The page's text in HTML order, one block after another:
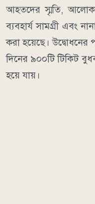
আহতদের স্মৃতি,
ব্যবহার্য সামগ্রী এবং
করা হয়েছে। উদ্বোধনের
দিনের ৯০০টি টিকিট
হয়ে যায়।